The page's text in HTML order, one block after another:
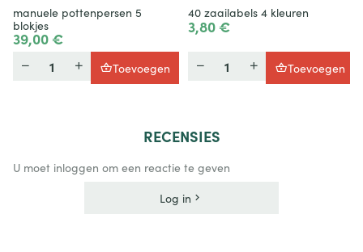
manuele pottenpersen 5
blokjes
39,00 €
Hoeveelheid
Toevoegen
40 zaailabels 4 kleuren
3,80 €
Hoeveelheid
Toevoegen
RECENSIES
U moet inloggen om een reactie te geven
Log in